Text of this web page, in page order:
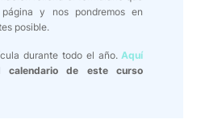
y nos pondremos en
posible.
durante todo el año. Aquí
calendario de este curso